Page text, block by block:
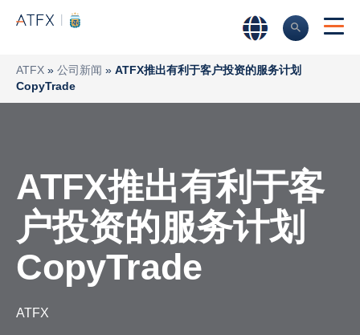
ATFX » 公司新闻 » ATFX推出有利于客户投资的服务计划
CopyTrade
ATFX推出有利于客
户投资的服务计划
CopyTrade
ATFX